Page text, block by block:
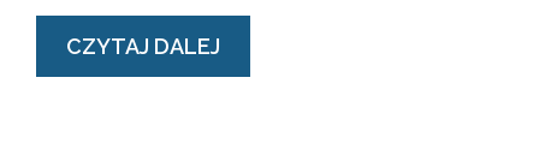
CZYTAJ DALEJ